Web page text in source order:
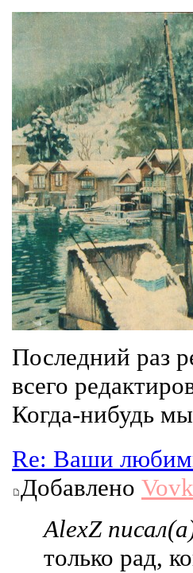
Последний раз
всего
Когда-нибудь
Re: Ваши
Добавлено
AlexZ
только рад,